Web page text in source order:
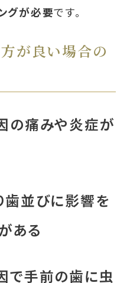
グが必要です。
が良い場合の
の痛みや炎症が
⻭並びに影響を
ある
で手前の⻭に虫